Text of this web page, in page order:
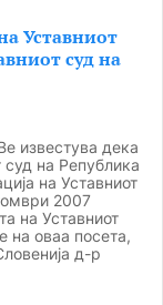
Уставниот
суд на
известува дека
суд на Република
на Уставниот
2007
на Уставниот
на оваа посета,
д-р